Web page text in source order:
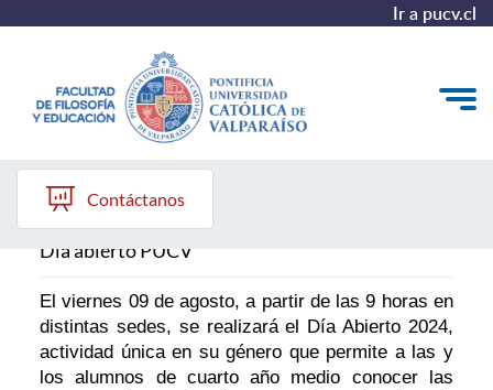
Ir a pucv.cl
Quiénes somos
Líneas de trabajo 2025-2028
Proyecto Conocimientos 2030
Reportes
Contáctanos
Día abierto PUCV
Día abierto PUCV
El viernes 09 de agosto, a partir de las 9 horas en
distintas sedes, se realizará el Día Abierto 2024,
actividad única en su género que permite a las y
los alumnos de cuarto año medio conocer las